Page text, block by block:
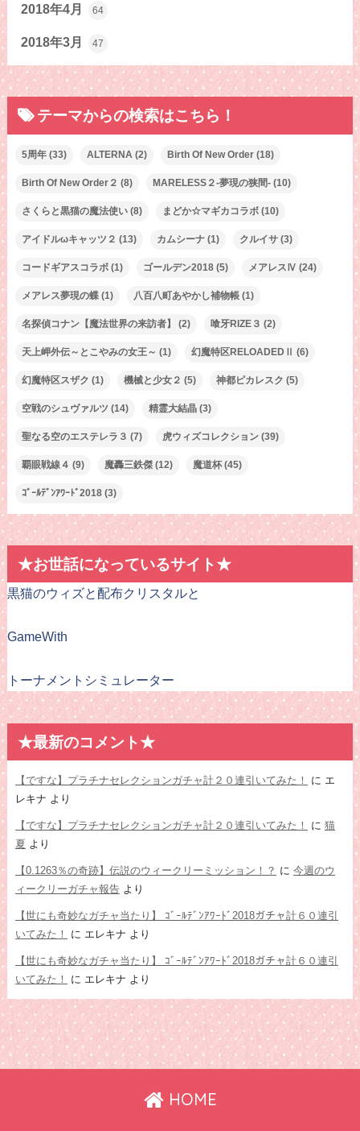
2018年4月 64
2018年3月 47
テーマからの検索はこちら！
5周年(33) ALTERNA(2) Birth Of New Order(18)
Birth Of New Order２ (8) MARELESS２-夢現の狭間-(10)
さくらと黒猫の魔法使い(8) まどか☆マギカコラボ(10)
アイドルωキャッツ２ (13) カムシーナ(1) クルイサ(3)
コードギアスコラボ(1) ゴールデン2018(5) メアレスⅣ (24)
メアレス夢現の蝶(1) 八百八町あやかし補物帳(1)
名探偵コナン【魔法世界の来訪者】 (2) 喰牙RIZE３ (2)
天上岬外伝～とこやみの女王～ (1) 幻魔特区RELOADEDⅡ (6)
幻魔特区スザク (1) 機械と少女２ (5) 神都ピカレスク (5)
空戦のシュヴァルツ (14) 精霊大結晶(3)
聖なる空のエステレラ３ (7) 虎ウィズコレクション(39)
覇眼戦線４ (9) 魔轟三鉄傑(12) 魔道杯(45)
ｺﾞｰﾙﾃﾞﾝｱﾜｰﾄﾞ2018(3)
★お世話になっているサイト★
黒猫のウィズと配布クリスタルと
GameWith
トーナメントシミュレーター
★最新のコメント★
【ですな】プラチナセレクションガチャ計２０連引いてみた！ に エ
レキナ より
【ですな】プラチナセレクションガチャ計２０連引いてみた！ に 猫
夏 より
【0.1263％の奇跡】伝説のウィークリーミッション！？ に 今週のウ
ィークリーガチャ報告より
【世にも奇妙なガチャ当たり】 ｺﾞｰﾙﾃﾞﾝｱﾜｰﾄﾞ2018ガチャ計６０連引
いてみた！
に エレキナ より
【世にも奇妙なガチャ当たり】 ｺﾞｰﾙﾃﾞﾝｱﾜｰﾄﾞ2018ガチャ計６０連引
いてみた！
に エレキナ より
HOME